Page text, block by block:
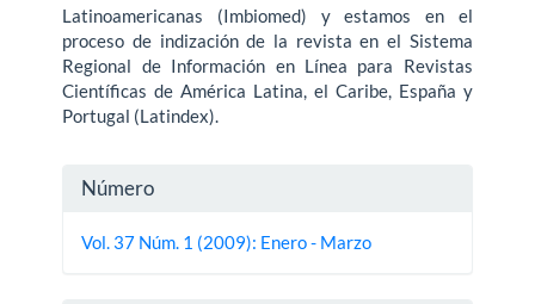
Latinoamericanas (Imbiomed) y estamos en el
proceso de indización de la revista en el Sistema
Regional de Información en Línea para Revistas
Científicas de América Latina, el Caribe, España y
Portugal (Latindex).
Detalles
del
Número
Vol. 37 Núm. 1 (2009): Enero - Marzo